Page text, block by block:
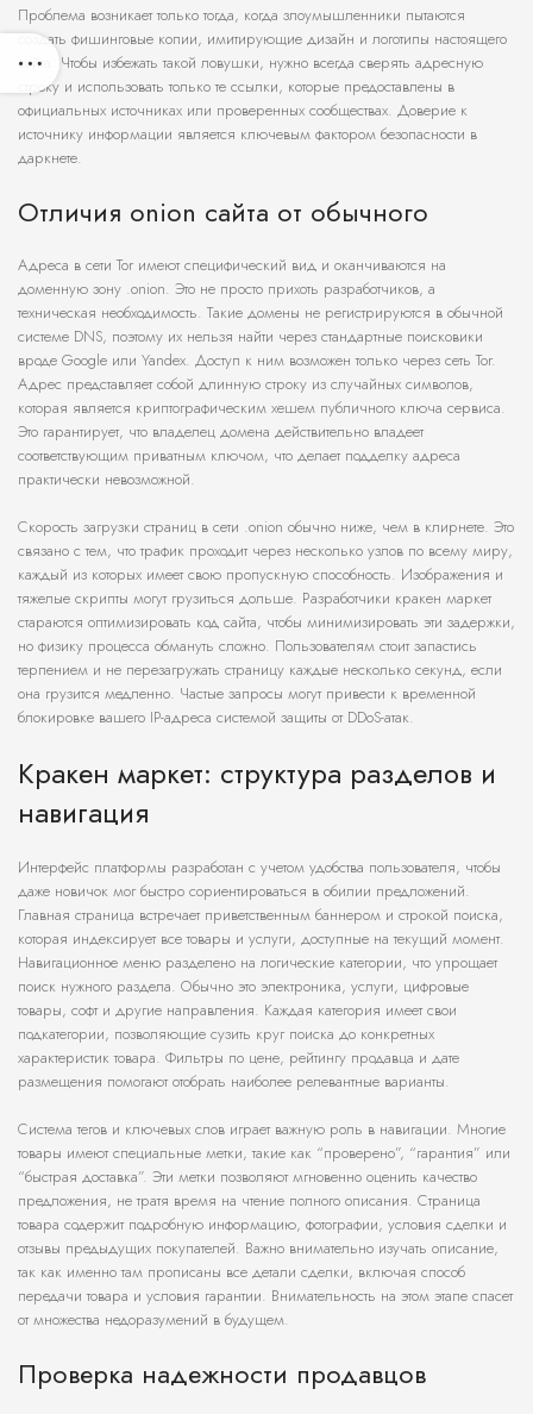
Проблема возникает только тогда, когда злоумышленники пытаются
создать фишинговые копии, имитирующие дизайн и логотипы настоящего
сайта. Чтобы избежать такой ловушки, нужно всегда сверять адресную
строку и использовать только те ссылки, которые предоставлены в
официальных источниках или проверенных сообществах. Доверие к
источнику информации является ключевым фактором безопасности в
даркнете.
Отличия onion сайта от обычного
Адреса в сети Tor имеют специфический вид и оканчиваются на
доменную зону .onion. Это не просто прихоть разработчиков, а
техническая необходимость. Такие домены не регистрируются в обычной
системе DNS, поэтому их нельзя найти через стандартные поисковики
вроде Google или Yandex. Доступ к ним возможен только через сеть Tor.
Адрес представляет собой длинную строку из случайных символов,
которая является криптографическим хешем публичного ключа сервиса.
Это гарантирует, что владелец домена действительно владеет
соответствующим приватным ключом, что делает подделку адреса
практически невозможной.
Скорость загрузки страниц в сети .onion обычно ниже, чем в клирнете. Это
связано с тем, что трафик проходит через несколько узлов по всему миру,
каждый из которых имеет свою пропускную способность. Изображения и
тяжелые скрипты могут грузиться дольше. Разработчики кракен маркет
стараются оптимизировать код сайта, чтобы минимизировать эти задержки,
но физику процесса обмануть сложно. Пользователям стоит запастись
терпением и не перезагружать страницу каждые несколько секунд, если
она грузится медленно. Частые запросы могут привести к временной
блокировке вашего IP-адреса системой защиты от DDoS-атак.
Кракен маркет: структура разделов и
навигация
Интерфейс платформы разработан с учетом удобства пользователя, чтобы
даже новичок мог быстро сориентироваться в обилии предложений.
Главная страница встречает приветственным баннером и строкой поиска,
которая индексирует все товары и услуги, доступные на текущий момент.
Навигационное меню разделено на логические категории, что упрощает
поиск нужного раздела. Обычно это электроника, услуги, цифровые
товары, софт и другие направления. Каждая категория имеет свои
подкатегории, позволяющие сузить круг поиска до конкретных
характеристик товара. Фильтры по цене, рейтингу продавца и дате
размещения помогают отобрать наиболее релевантные варианты.
Система тегов и ключевых слов играет важную роль в навигации. Многие
товары имеют специальные метки, такие как “проверено”, “гарантия” или
“быстрая доставка”. Эти метки позволяют мгновенно оценить качество
предложения, не тратя время на чтение полного описания. Страница
товара содержит подробную информацию, фотографии, условия сделки и
отзывы предыдущих покупателей. Важно внимательно изучать описание,
так как именно там прописаны все детали сделки, включая способ
передачи товара и условия гарантии. Внимательность на этом этапе спасет
от множества недоразумений в будущем.
Проверка надежности продавцов